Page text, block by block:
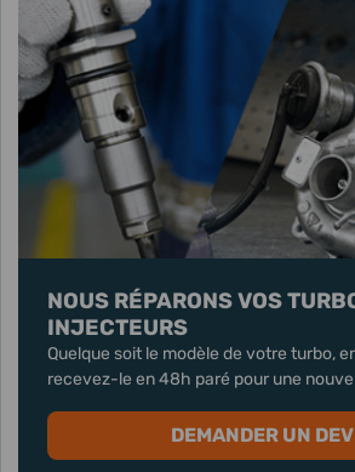
NOUS RÉPARONS VOS
INJECTEURS
Quelque soit le modèle de votre turbo,
recevez-le en 48h paré pour une
DEMANDER UN